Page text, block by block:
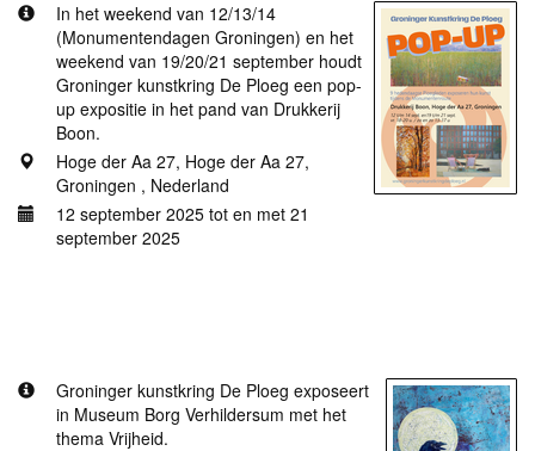
In het weekend van 12/13/14
(Monumentendagen Groningen) en het
weekend van 19/20/21 september houdt
Groninger kunstkring De Ploeg een pop-
up expositie in het pand van Drukkerij
Boon.
Hoge der Aa 27, Hoge der Aa 27,
Groningen , Nederland
12 september 2025 tot en met 21
september 2025
Groninger kunstkring De Ploeg exposeert
in Museum Borg Verhildersum met het
thema Vrijheid.